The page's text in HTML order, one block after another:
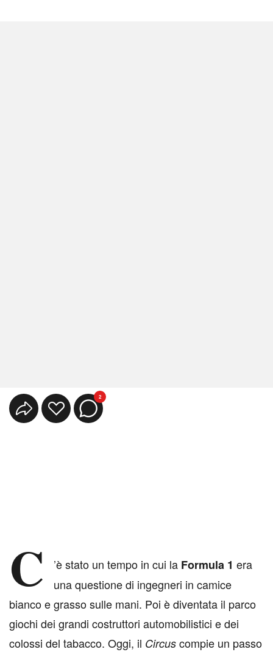
2
C ’è stato un tempo in cui la Formula 1 era
una questione di ingegneri in camice
bianco e grasso sulle mani. Poi è diventata il parco
giochi dei grandi costruttori automobilistici e dei
colossi del tabacco. Oggi, il Circus compie un passo